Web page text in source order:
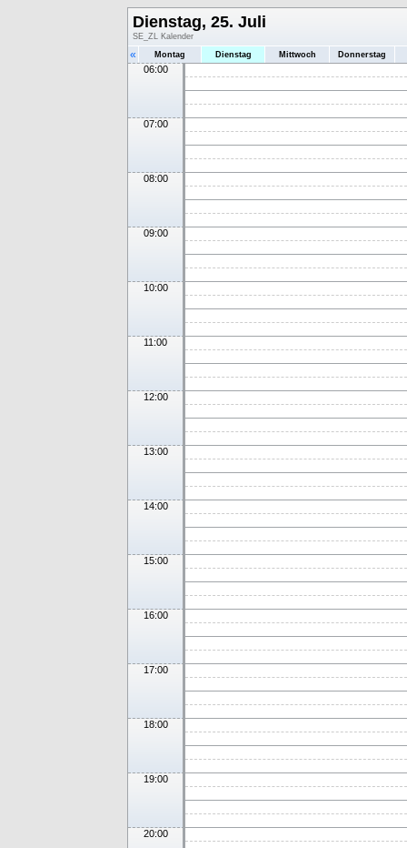
Dienstag, 25. Juli
SE_ZL Kalender
« Montag Dienstag Mittwoch Donnerstag
06:00
07:00
08:00
09:00
10:00
11:00
12:00
13:00
14:00
15:00
16:00
17:00
18:00
19:00
20:00